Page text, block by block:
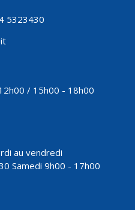
5323430
/ 15h00 - 18h00
au vendredi
Samedi 9h00 - 17h00